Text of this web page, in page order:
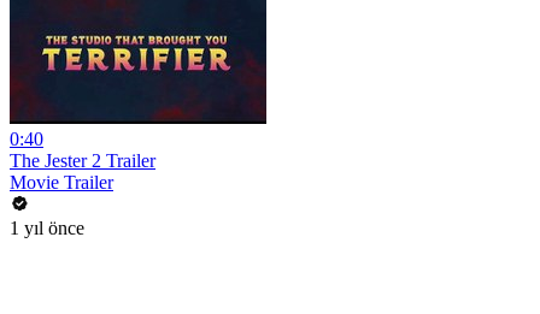
0:40
The Jester 2 Trailer
Movie Trailer
1 yıl önce